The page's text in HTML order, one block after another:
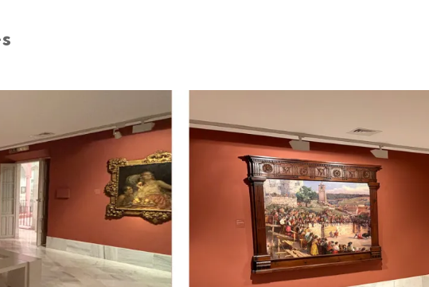
LA MUJER EN GARNELO
DUELO INTERRUMPIDO
MUERTE DE LUCANO
GARNELO INTIMISTA
Y COSTUMBRES
7